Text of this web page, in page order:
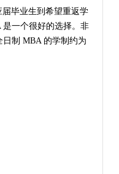
毕业生到希望重返学
一个很好的选择。非
制 MBA 的学制约为